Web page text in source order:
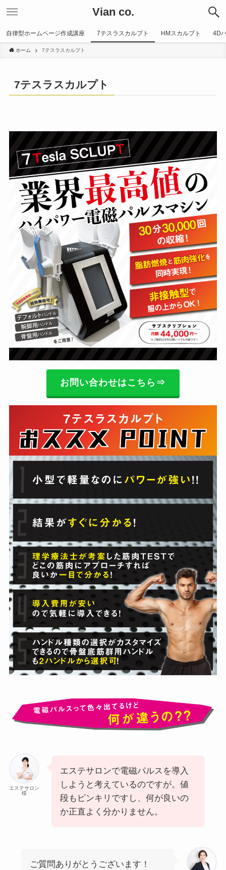
Vian co.
自律型ホームページ作成講座 7テスラスカルプト HMスカルプト 4D
ホーム 7テスラスカルプト
7テスラスカルプト
お問い合わせはこちら⇒
エステサロン
様
エステサロンで電磁パルスを導入
しようと考えているのですが。値
段もピンキリですし、何が良いの
か正直よく分かりません。
ご質問ありがとうございます！